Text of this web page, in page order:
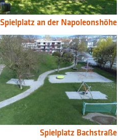
Spielplatz an der Napoleonshöhe
Spielplatz Bachstraße